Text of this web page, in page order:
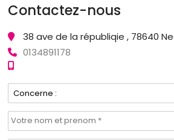
Contactez-nous
38 ave de la républiqie , 78640
0134891178